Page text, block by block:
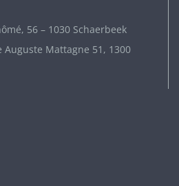
56 – 1030 Schaerbeek
Mattagne 51, 1300